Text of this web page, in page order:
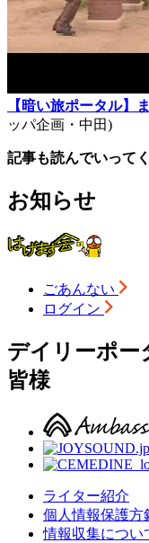
【暗い旅ポータル】
ッパ企画・中田)
記事も読んでいって
お知らせ
ごあんない
ログイン
デイリーポー
皆様
ライター紹介
個人情報保護方
情報収集につい